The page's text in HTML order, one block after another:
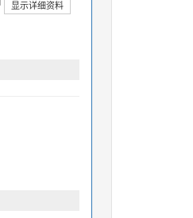
显示详细资料